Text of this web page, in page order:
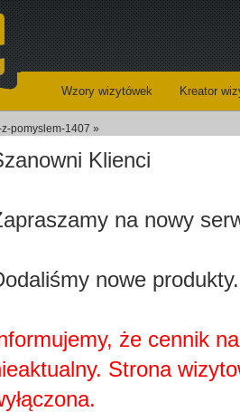
Wzory wizytówek Kreator
pomyslem-1407 »
Klienci
na nowy
nowe
że cennik
Strona